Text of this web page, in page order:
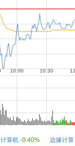
计算机 -0.40% 边缘计算